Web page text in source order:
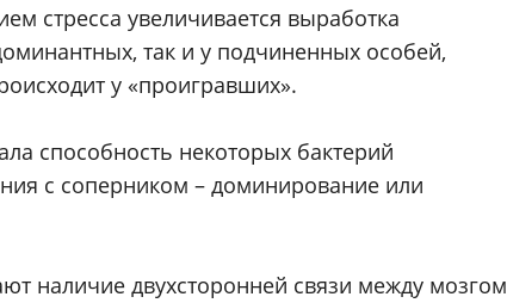
стресса увеличивается выработка
так и у подчиненных особей,
у «проигравших».
способность некоторых бактерий
с соперником – доминирование или
наличие двухсторонней связи между мозгом